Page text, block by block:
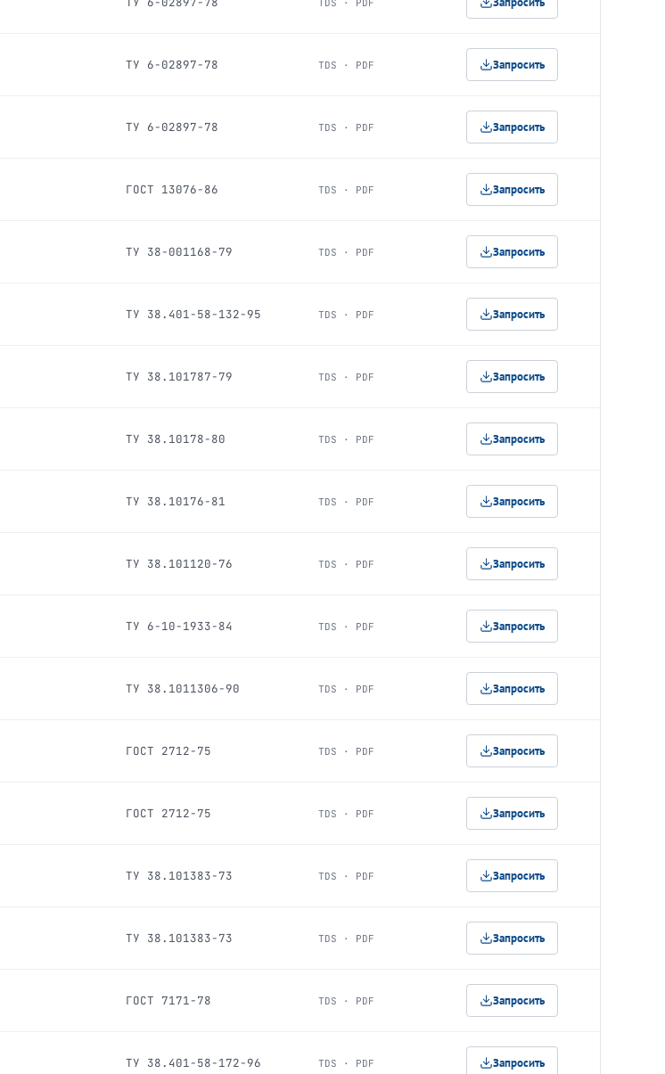
ТУ 6-02897-78 TDS · PDF Запросить
ТУ 6-02897-78 TDS · PDF Запросить
ГОСТ 13076-86 TDS · PDF Запросить
ТУ 38-001168-79 TDS · PDF Запросить
ТУ 38.401-58-132-95 TDS · PDF Запросить
ТУ 38.101787-79 TDS · PDF Запросить
ТУ 38.10178-80 TDS · PDF Запросить
ТУ 38.10176-81 TDS · PDF Запросить
ТУ 38.101120-76 TDS · PDF Запросить
ТУ 6-10-1933-84 TDS · PDF Запросить
ТУ 38.1011306-90 TDS · PDF Запросить
ГОСТ 2712-75 TDS · PDF Запросить
ГОСТ 2712-75 TDS · PDF Запросить
ТУ 38.101383-73 TDS · PDF Запросить
ТУ 38.101383-73 TDS · PDF Запросить
ГОСТ 7171-78 TDS · PDF Запросить
ТУ 38.401-58-172-96 TDS · PDF Запросить